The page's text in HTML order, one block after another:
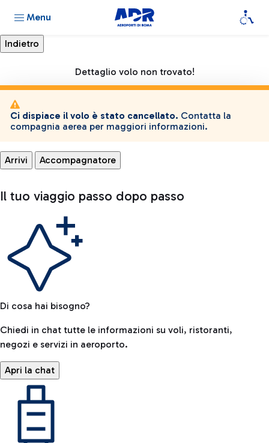
Menu
Dettaglio volo non trovato!
Ci dispiace il volo è stato cancellato. Contatta la
compagnia aerea per maggiori informazioni.
Arrivi Accompagnatore
Il tuo viaggio passo dopo passo
Di cosa hai bisogno?
Chiedi in chat tutte le informazioni su voli, ristoranti,
negozi e servizi in aeroporto.
Apri la chat